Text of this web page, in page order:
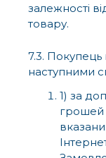
залежності
товару.
7.3.
наступними
1) за
грошей